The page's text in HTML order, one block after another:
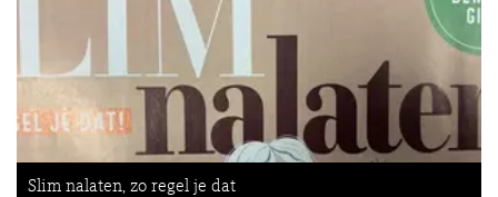
Slim nalaten, zo regel je dat